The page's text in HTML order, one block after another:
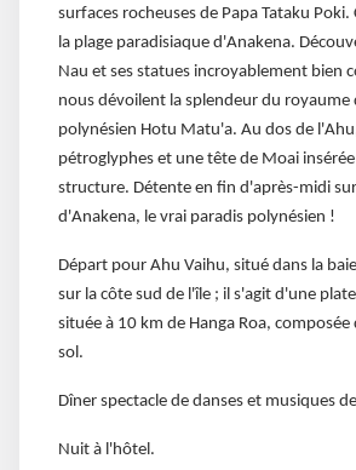
surfaces rocheuses de Papa Tataku
la plage paradisiaque d'Anakena.
Nau et ses statues incroyablement bien
nous dévoilent la splendeur du royaume
polynésien Hotu Matu'a. Au dos de
pétroglyphes et une tête de Moai insérée
structure. Détente en fin d'après-midi
d'Anakena, le vrai paradis polynésien !
Départ pour Ahu Vaihu, situé dans la
sur la côte sud de l'île ; il s'agit d'une
située à 10 km de Hanga Roa, composée
sol.
Dîner spectacle de danses et musiques
Nuit à l'hôtel.